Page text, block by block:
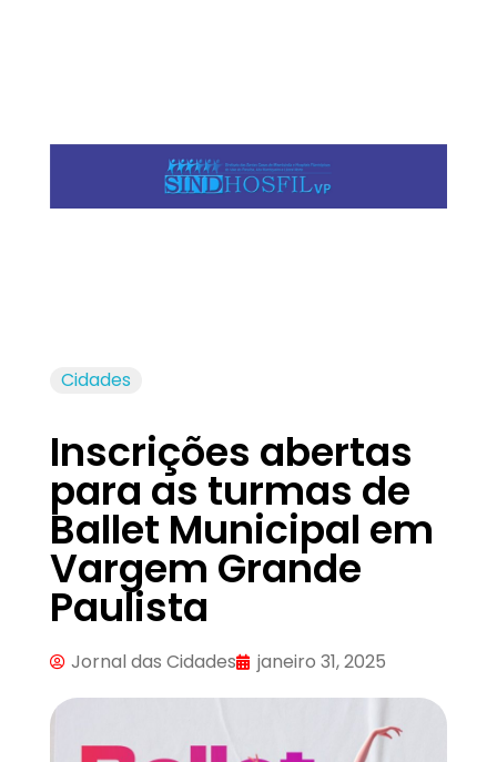
Cidades
Inscrições abertas
para as turmas de
Ballet Municipal em
Vargem Grande
Paulista
Jornal das Cidades janeiro 31, 2025